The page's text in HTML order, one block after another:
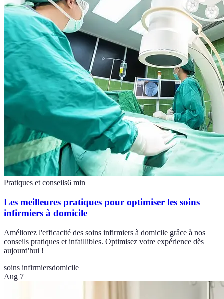
Pratiques et conseils6 min
Les meilleures pratiques pour optimiser les soins
infirmiers à domicile
Améliorez l'efficacité des soins infirmiers à domicile grâce à nos
conseils pratiques et infaillibles. Optimisez votre expérience dès
aujourd'hui !
soins infirmiersdomicile
Aug 7